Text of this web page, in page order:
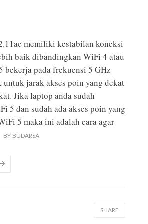
memiliki kestabilan koneksi
baik dibandingkan WiFi 4 atau
bekerja pada frekuensi 5 GHz
untuk jarak akses poin yang dekat
Jika laptop anda sudah
5 dan sudah ada akses poin yang
5 maka ini adalah cara agar
BY BUDARSA
SHARE